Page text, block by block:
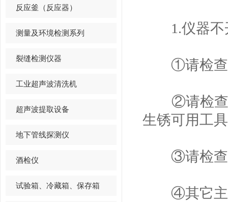
反应釜（反应器）
测量及环境检测系列
裂缝检测仪器
工业超声波清洗机
超声波提取设备
地下管线探测仪
酒检仪
试验箱、冷藏箱、保存箱
1.仪器不
①请检查确
②请检查电
生锈可用工
③请检查按
④其它主机